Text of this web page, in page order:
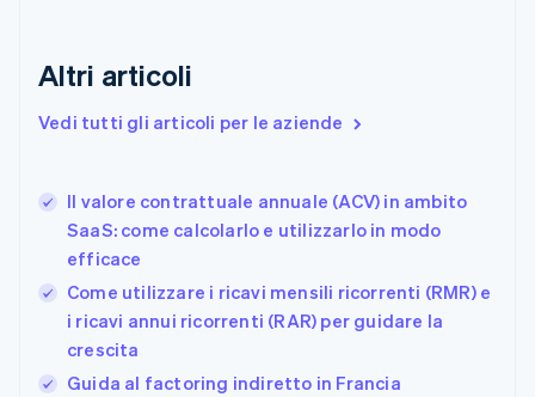
Altri articoli
Vedi tutti gli articoli per le aziende
Il valore contrattuale annuale (ACV) in ambito
SaaS: come calcolarlo e utilizzarlo in modo
efficace
Come utilizzare i ricavi mensili ricorrenti (RMR) e
i ricavi annui ricorrenti (RAR) per guidare la
crescita
Guida al factoring indiretto in Francia
Finlandia
Francia
DeutschEnglish
Giappone
日本語English
English
Grecia
English
India